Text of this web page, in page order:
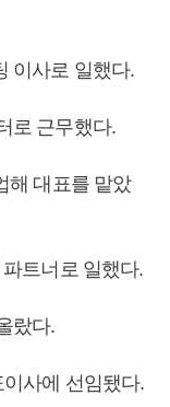
이사로 일했다.
로 근무했다.
해 대표를 맡았
트너로 일했다.
랐다.
사에 선임됐다.